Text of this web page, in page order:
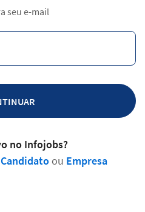
seu e-mail
no Infojobs?
Candidatoou Empresa